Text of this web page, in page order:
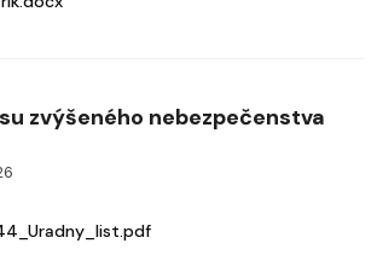
zvýšeného nebezpečenstva